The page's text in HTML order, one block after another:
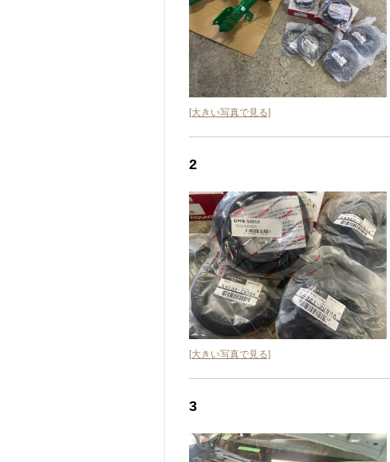
[大きい写真で見る]
2
[大きい写真で見る]
3